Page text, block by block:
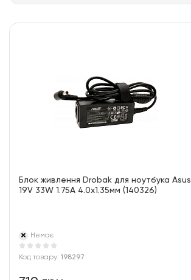
Блок живлення Drobak для ноутбука Asus
19V 33W 1.75A 4.0х1.35мм (140326)
Немає
Код товару: 198297